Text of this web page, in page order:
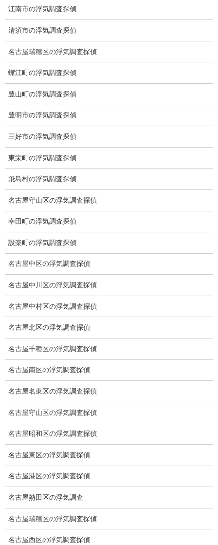
トップ
ご挨拶
システム
クーリング・オフ
ワンストップサービス
アフターフォロー
ミライリサーチのお約束
顧問弁護士のご案内
委任契約
低料金の理由
スキルの高さ＝高額料金？
適正料金
稼働制って何？
探偵
弁護士紹介
浮気調査
浮気調査プランのご案内
浮気調査の相場
調査費用と調査日数の目安
浮気調査料金の比較例
GPS検索調査
GPS調査
江南市の浮気調査探偵
清須市の浮気調査探偵
名古屋瑞穂区の浮気調査探偵
蠏江町の浮気調査探偵
豊山町の浮気調査探偵
豊明市の浮気調査探偵
三好市の浮気調査探偵
東栄町の浮気調査探偵
飛島村の浮気調査探偵
名古屋守山区の浮気調査探偵
幸田町の浮気調査探偵
設楽町の浮気調査探偵
名古屋中区の浮気調査探偵
名古屋中川区の浮気調査探偵
名古屋中村区の浮気調査探偵
名古屋北区の浮気調査探偵
名古屋千種区の浮気調査探偵
名古屋南区の浮気調査探偵
名古屋名東区の浮気調査探偵
名古屋守山区の浮気調査探偵
名古屋昭和区の浮気調査探偵
名古屋東区の浮気調査探偵
名古屋港区の浮気調査探偵
名古屋熱田区の浮気調査
名古屋瑞穂区の浮気調査探偵
名古屋西区の浮気調査探偵